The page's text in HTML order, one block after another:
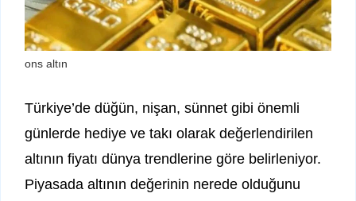
ons altın
Türkiye’de düğün, nişan, sünnet gibi önemli
günlerde hediye ve takı olarak değerlendirilen
altının fiyatı dünya trendlerine göre belirleniyor.
Piyasada altının değerinin nerede olduğunu